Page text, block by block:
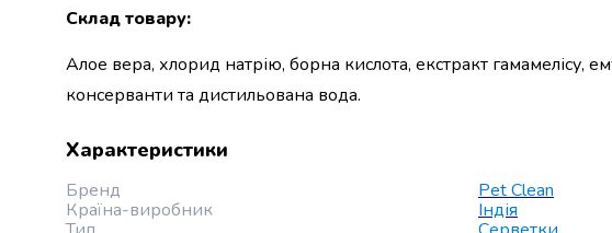
Все
випічки
Приправа
Кухонна
Оцет
Склад товару:
Алое вера, хлорид натрію, борна кислота, екстракт гамамелісу,
консерванти та дистильована вода.
Характеристики
Бренд
Pet Clean
Країна-виробник
Індія